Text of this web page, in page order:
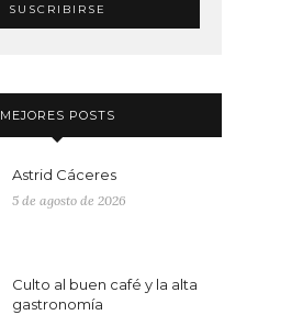
MEJORES POSTS
Astrid Cáceres
5 de agosto de 2026
Culto al buen café y la alta
gastronomía